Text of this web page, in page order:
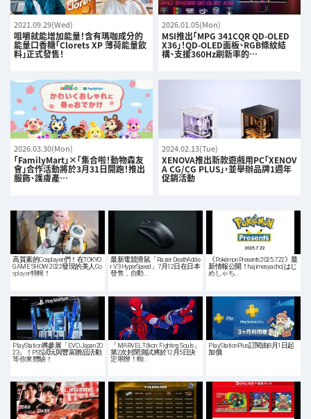
2021.09.29(Wed)
咀嚼就能增加能量！含有瑪咖成分的
能量口香糖「Clorets XP 薄荷能量飲
料」正式發售！
2026.01.05(Mon)
MSI推出「MPG 341CQR QD-OLED
X36」！QD-OLED面板、RGB條紋結
構、支援360Hz刷新率的…
2026.03.30(Mon)
「FamilyMart」×「集合啦！動物森友
會」合作活動將於3月31日開跑！推出
服飾、護膚產…
2024.02.13(Tue)
XENOVA推出新款遊戲用PC「XENOV
A CG/CG PLUS」，並舉辦品牌1週年
促銷活動
高質素的Cosplayer們！在TOKYO
GAME SHOW 2022發現的美人Co
splayer特輯！
最新電競滑鼠「Razer DeathAdde
r V3 HyperSpeed」7月12日在日本
發售，自動…
《Pokémon Presents 2025.7.22》最
新情報公開！hajimesyacho(はじ
めしゃち…
PlayStation將參展「EVO Japan 20
23」！PS5試玩與豐富贈品活動
等你來體驗！
「MARVEL Tōkon: Fighting Souls」
第2次封閉測試將於12月5日決
定舉辦！蜘…
PlayStationPlus訂閱由8月1日起
加價